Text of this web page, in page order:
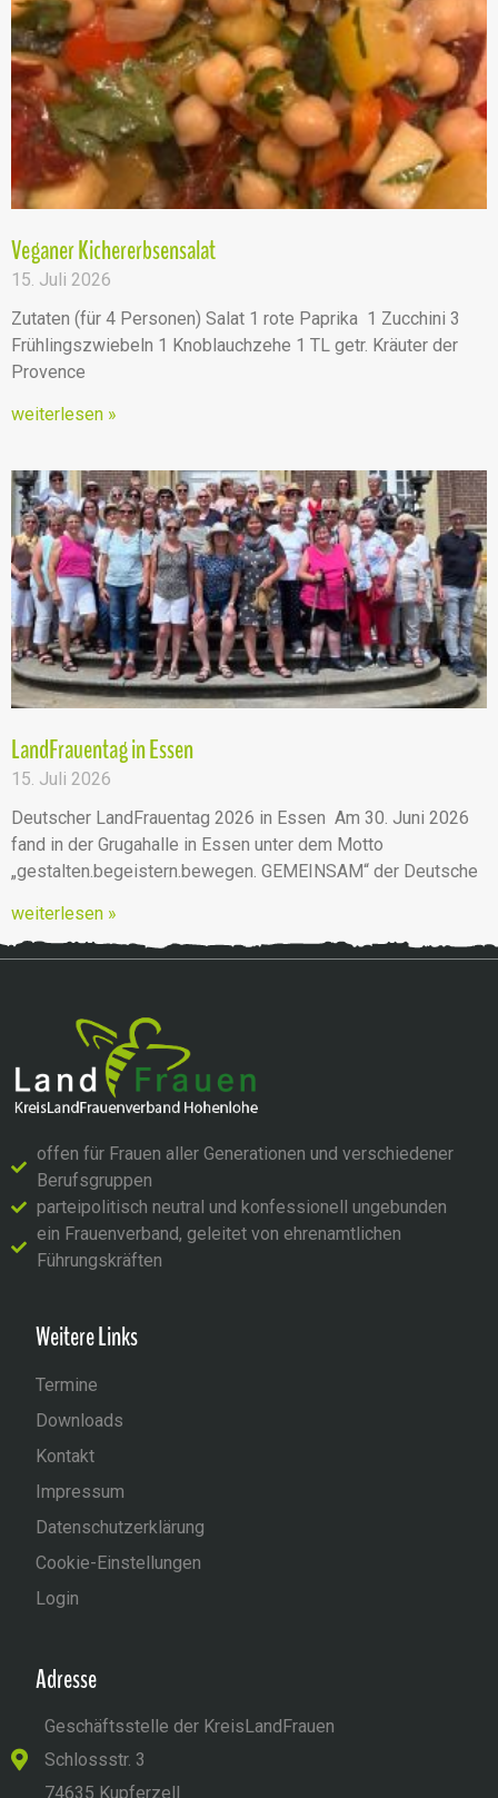
Veganer Kichererbsensalat
15. Juli 2026
Zutaten (für 4 Personen) Salat 1 rote Paprika 1 Zucchini 3
Frühlingszwiebeln 1 Knoblauchzehe 1 TL getr. Kräuter der
Provence
weiterlesen »
LandFrauentag in Essen
15. Juli 2026
Deutscher LandFrauentag 2026 in Essen Am 30. Juni 2026
fand in der Grugahalle in Essen unter dem Motto
„gestalten.begeistern.bewegen. GEMEINSAM“ der Deutsche
weiterlesen »
offen für Frauen aller Generationen und verschiedener
Berufsgruppen
parteipolitisch neutral und konfessionell ungebunden
ein Frauenverband, geleitet von ehrenamtlichen
Führungskräften
Weitere Links
Termine
Downloads
Kontakt
Impressum
Datenschutzerklärung
Cookie-Einstellungen
Login
Adresse
Geschäftsstelle der KreisLandFrauen
Schlossstr. 3
74635 Kupferzell